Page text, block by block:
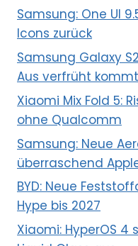
Samsung: One UI
Icons zurück
Samsung Galaxy
Aus verfrüht kommt
Xiaomi Mix Fold 5:
ohne Qualcomm
Samsung: Neue
überraschend
BYD: Neue
Hype bis 2027
Xiaomi: HyperOS 4